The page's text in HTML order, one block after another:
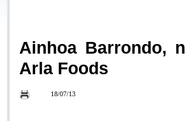
Ainhoa Barrondo,
Arla Foods
18/07/13